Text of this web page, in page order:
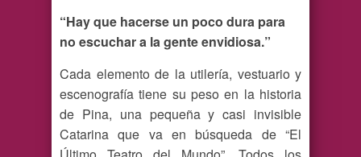
“Hay que hacerse un poco dura para
no escuchar a la gente envidiosa.”
Cada elemento de la utilería, vestuario y
escenografía tiene su peso en la historia
de Pina, una pequeña y casi invisible
Catarina que va en búsqueda de “El